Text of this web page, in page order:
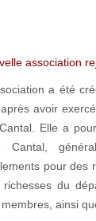
association
a été
avoir
Elle a
Cantal,
pour des
du
ainsi